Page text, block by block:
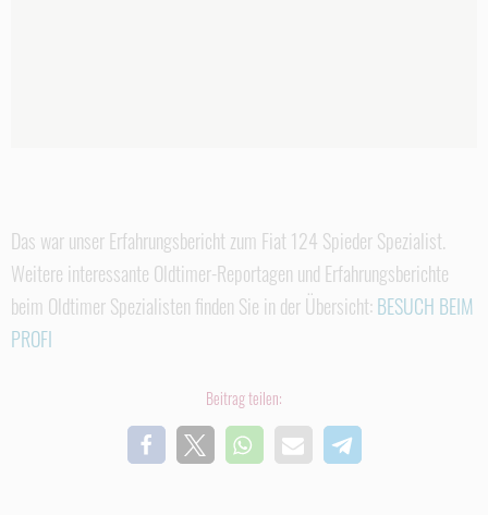
Das war unser Erfahrungsbericht zum Fiat 124 Spieder Spezialist.
Weitere interessante Oldtimer-Reportagen und Erfahrungsberichte
beim Oldtimer Spezialisten finden Sie in der Übersicht:BESUCH BEIM
PROFI
Beitrag teilen: